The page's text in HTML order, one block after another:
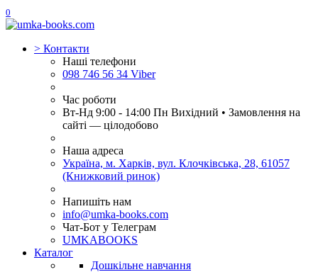
0
> Контакти
Наші телефони
098 746 56 34 Viber
Час роботи
Вт-Нд 9:00 - 14:00 Пн Вихідний • Замовлення на
сайті — цілодобово
Наша адреса
Україна, м. Харків, вул. Клочківська, 28, 61057
(Книжковий ринок)
Напишіть нам
info@umka-books.com
Чат-Бот у Телеграм
UMKABOOKS
Каталог
Дошкільне навчання